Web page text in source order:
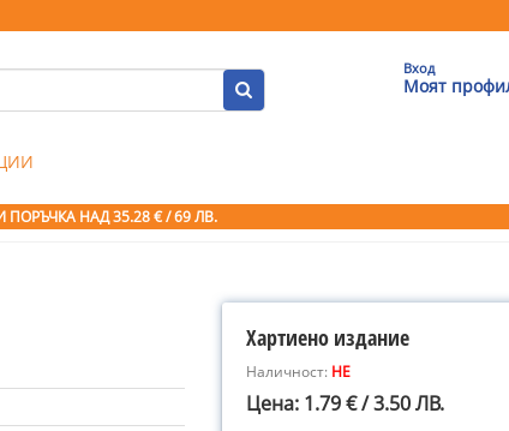
Вход
Моят
ПОРЪЧКА НАД 35.28 € / 69 ЛВ.
Хартиено издание
Наличност: НЕ
Цена: 1.79 € / 3.50 ЛВ.